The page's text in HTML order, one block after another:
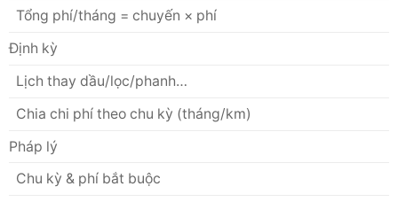
Tổng phí/tháng = chuyến × phí
Định kỳ
Lịch thay dầu/lọc/phanh…
Chia chi phí theo chu kỳ (tháng/km)
Pháp lý
Chu kỳ & phí bắt buộc